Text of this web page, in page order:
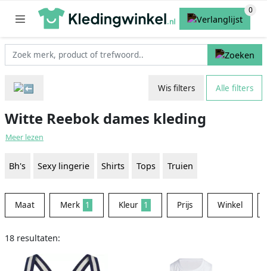
Wis filters Alle filters
Witte Reebok dames kleding
Meer lezen
Bh's Sexy lingerie Shirts Tops Truien
Maat Merk 1 Kleur 1 Prijs Winkel
18 resultaten: